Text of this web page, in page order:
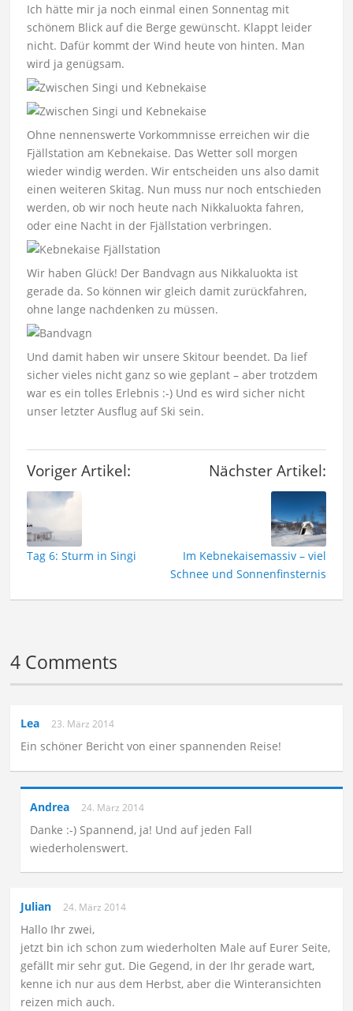
Ich hätte mir ja noch einmal einen Sonnentag mit
schönem Blick auf die Berge gewünscht. Klappt leider
nicht. Dafür kommt der Wind heute von hinten. Man
wird ja genügsam.
Ohne nennenswerte Vorkommnisse erreichen wir die
Fjällstation am Kebnekaise. Das Wetter soll morgen
wieder windig werden. Wir entscheiden uns also damit
einen weiteren Skitag. Nun muss nur noch entschieden
werden, ob wir noch heute nach Nikkaluokta fahren,
oder eine Nacht in der Fjällstation verbringen.
Wir haben Glück! Der Bandvagn aus Nikkaluokta ist
gerade da. So können wir gleich damit zurückfahren,
ohne lange nachdenken zu müssen.
Und damit haben wir unsere Skitour beendet. Da lief
sicher vieles nicht ganz so wie geplant – aber trotzdem
war es ein tolles Erlebnis :-) Und es wird sicher nicht
unser letzter Ausflug auf Ski sein.
Voriger Artikel:
Tag 6: Sturm in Singi
Nächster Artikel:
Im Kebnekaisemassiv – viel
Schnee und Sonnenfinsternis
4 Comments
Lea 23. März 2014
Ein schöner Bericht von einer spannenden Reise!
Andrea 24. März 2014
Danke :-) Spannend, ja! Und auf jeden Fall
wiederholenswert.
Julian 24. März 2014
Hallo Ihr zwei,
jetzt bin ich schon zum wiederholten Male auf Eurer Seite,
gefällt mir sehr gut. Die Gegend, in der Ihr gerade wart,
kenne ich nur aus dem Herbst, aber die Winteransichten
reizen mich auch.